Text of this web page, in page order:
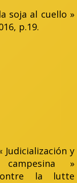
soja al cuello »
p.19.
Judicialización y
»
la lutte